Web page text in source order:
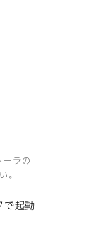
ーラの
。
で起動